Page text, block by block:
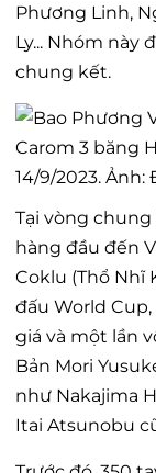
Phương Linh,
Ly... Nhóm này
chung kết.
Tại vòng
hàng đầu đến
Coklu (Thổ Nhĩ
đấu World
giá và một lần
Bản Mori
như Nakajima
Itai Atsunobu